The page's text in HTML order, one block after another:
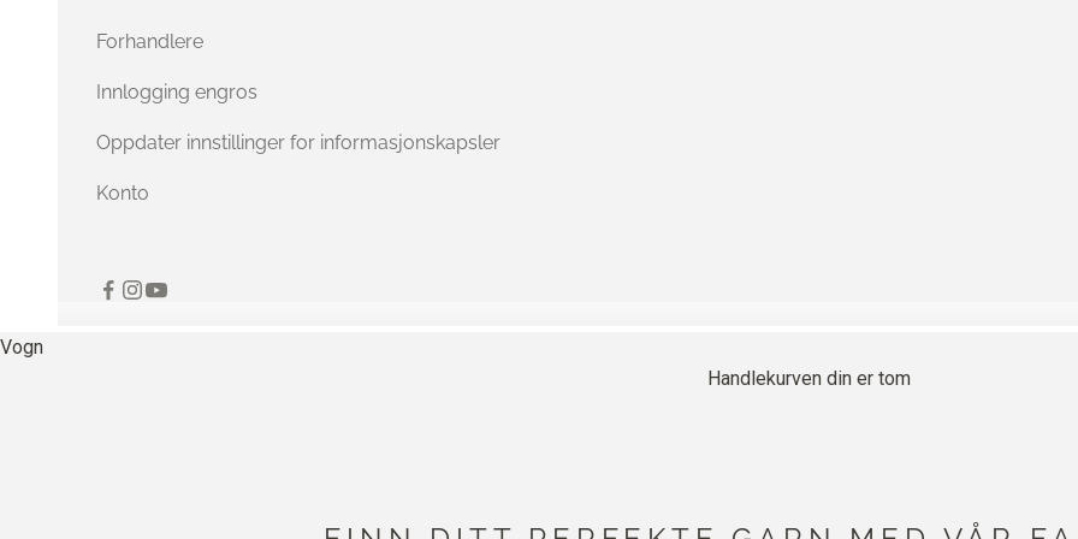
Forhandlere
Innlogging engros
Oppdater innstillinger for informasjonskapsler
Konto
Vogn
Handlekurven din er tom